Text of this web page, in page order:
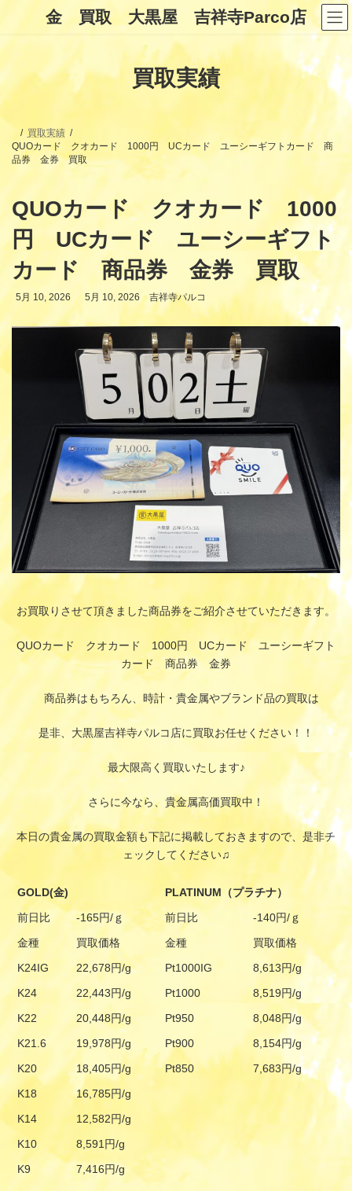
ン
キ
ッ
ー
に
移
金 買取 大黒屋 吉祥寺Parco店
買取実績
買取実績
QUOカード クオカード 1000円 UCカード ユーシーギフトカード 商
品券 金券 買取
QUOカード クオカード 1000
円 UCカード ユーシーギフト
カード 商品券 金券 買取
5月 10, 2026
最
更
日
5月 10, 2026 吉祥寺パルコ
お買取りさせて頂きました商品券をご紹介させていただきます。
QUOカード クオカード 1000円 UCカード ユーシーギフト
カード 商品券 金券
商品券はもちろん、時計・貴金属やブランド品の買取は
是非、大黒屋吉祥寺パルコ店に買取お任せください！！
最大限高く買取いたします♪
さらに今なら、貴金属高価買取中！
本日の貴金属の買取金額も下記に掲載しておきますので、是非チ
ェックしてください♫
GOLD(金)
PLATINUM（プラチナ）
前日比
-165円/ｇ 前日比
-140円/ｇ
金種
買取価格 金種
買取価格
K24IG
22,678円/g Pt1000IG
8,613円/g
K24
22,443円/g Pt1000
8,519円/g
K22
20,448円/g Pt950
8,048円/g
K21.6
19,978円/g Pt900
8,154円/g
K20
18,405円/g Pt850
7,683円/g
K18
16,785円/g
K14
12,582円/g
K10
8,591円/g
K9
7,416円/g